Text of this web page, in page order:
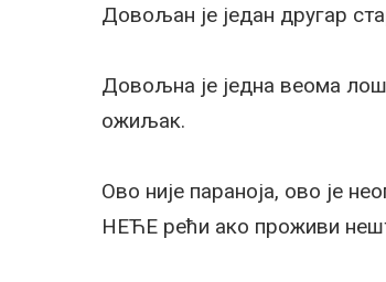
Довољан је један другар
Довољна је једна веома
ожиљак.
Ово није параноја, ово је
НЕЋЕ рећи ако проживи